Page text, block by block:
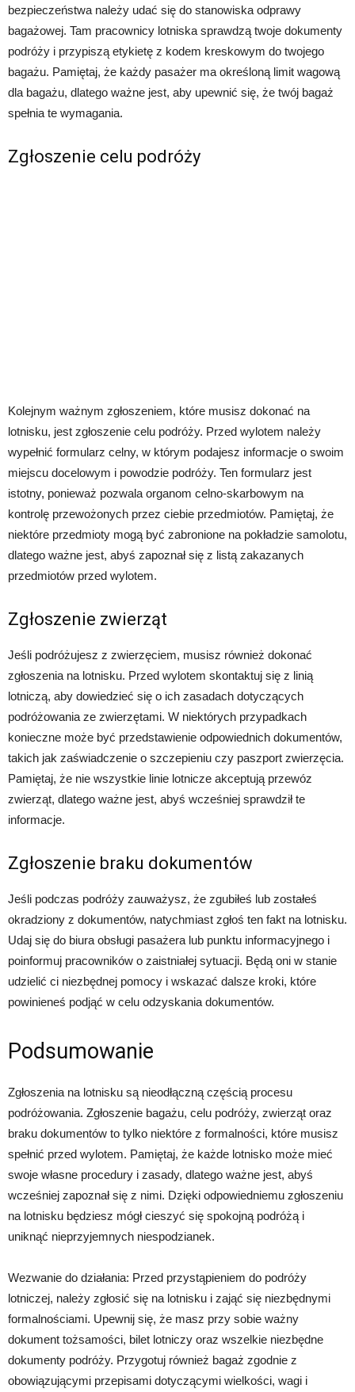
bezpieczeństwa należy udać się do stanowiska odprawy
bagażowej. Tam pracownicy lotniska sprawdzą twoje dokumenty
podróży i przypiszą etykietę z kodem kreskowym do twojego
bagażu. Pamiętaj, że każdy pasażer ma określoną limit wagową
dla bagażu, dlatego ważne jest, aby upewnić się, że twój bagaż
spełnia te wymagania.
Zgłoszenie celu podróży
Kolejnym ważnym zgłoszeniem, które musisz dokonać na
lotnisku, jest zgłoszenie celu podróży. Przed wylotem należy
wypełnić formularz celny, w którym podajesz informacje o swoim
miejscu docelowym i powodzie podróży. Ten formularz jest
istotny, ponieważ pozwala organom celno-skarbowym na
kontrolę przewożonych przez ciebie przedmiotów. Pamiętaj, że
niektóre przedmioty mogą być zabronione na pokładzie samolotu,
dlatego ważne jest, abyś zapoznał się z listą zakazanych
przedmiotów przed wylotem.
Zgłoszenie zwierząt
Jeśli podróżujesz z zwierzęciem, musisz również dokonać
zgłoszenia na lotnisku. Przed wylotem skontaktuj się z linią
lotniczą, aby dowiedzieć się o ich zasadach dotyczących
podróżowania ze zwierzętami. W niektórych przypadkach
konieczne może być przedstawienie odpowiednich dokumentów,
takich jak zaświadczenie o szczepieniu czy paszport zwierzęcia.
Pamiętaj, że nie wszystkie linie lotnicze akceptują przewóz
zwierząt, dlatego ważne jest, abyś wcześniej sprawdził te
informacje.
Zgłoszenie braku dokumentów
Jeśli podczas podróży zauważysz, że zgubiłeś lub zostałeś
okradziony z dokumentów, natychmiast zgłoś ten fakt na lotnisku.
Udaj się do biura obsługi pasażera lub punktu informacyjnego i
poinformuj pracowników o zaistniałej sytuacji. Będą oni w stanie
udzielić ci niezbędnej pomocy i wskazać dalsze kroki, które
powinieneś podjąć w celu odzyskania dokumentów.
Podsumowanie
Zgłoszenia na lotnisku są nieodłączną częścią procesu
podróżowania. Zgłoszenie bagażu, celu podróży, zwierząt oraz
braku dokumentów to tylko niektóre z formalności, które musisz
spełnić przed wylotem. Pamiętaj, że każde lotnisko może mieć
swoje własne procedury i zasady, dlatego ważne jest, abyś
wcześniej zapoznał się z nimi. Dzięki odpowiedniemu zgłoszeniu
na lotnisku będziesz mógł cieszyć się spokojną podróżą i
uniknąć nieprzyjemnych niespodzianek.
Wezwanie do działania: Przed przystąpieniem do podróży
lotniczej, należy zgłosić się na lotnisku i zająć się niezbędnymi
formalnościami. Upewnij się, że masz przy sobie ważny
dokument tożsamości, bilet lotniczy oraz wszelkie niezbędne
dokumenty podróży. Przygotuj również bagaż zgodnie z
obowiązującymi przepisami dotyczącymi wielkości, wagi i